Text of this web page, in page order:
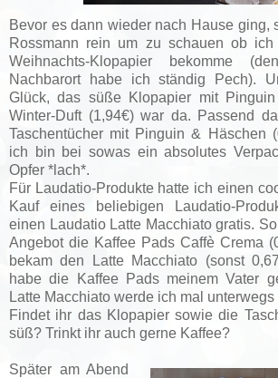
Bevor es dann wieder nach Hause ging,
Rossmann rein um zu schauen ob
Weihnachts-Klopapier bekomme
Nachbarort habe ich ständig Pech).
Glück, das süße Klopapier mit
Winter-Duft (1,94€) war da. Passend
Taschentücher mit Pinguin & Häschen
ich bin bei sowas ein absolutes
Opfer *lach*.
Für Laudatio-Produkte hatte ich einen
Kauf eines beliebigen Laudatio-
einen Laudatio Latte Macchiato gratis.
Angebot die Kaffee Pads Caffè Crema
bekam den Latte Macchiato (sonst
habe die Kaffee Pads meinem Vater
Latte Macchiato werde ich mal unterwegs
Findet ihr das Klopapier sowie die
süß? Trinkt ihr auch gerne Kaffee?
Später am Abend